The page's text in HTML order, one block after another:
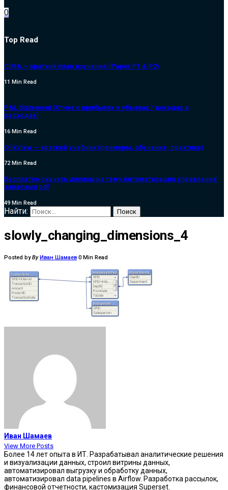
0
Top Read
CIMA — краткий план изучения (Paper P1 & P2)
11 Min Read
P&L Statement (Отчет о прибылях и убытках / доходах и
расходах)
16 Min Read
QlikView — краткий учебник (примеры, обучение, практика)
72 Min Read
Бесплатно скачать диплом на тему Автоматизация управления
запасами pdf
49 Min Read
Найти:
slowly_changing_dimensions_4
Posted by ByИван Шамаев 0 Min Read
Иван Шамаев
View More Posts
Более 14 лет опыта в ИТ. Разрабатывал аналитические решения
и визуализации данных, строил витрины данных,
автоматизировал выгрузку и обработку данных,
автоматизировал data pipelines в Airflow. Разработка рассылок,
финансовой отчетности, кастомизация Superset.